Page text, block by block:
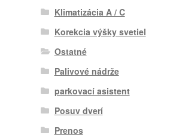
Klimatizácia A / C
Korekcia výšky svetiel
Ostatné
Palivové nádrže
parkovací asistent
Posuv dverí
Prenos